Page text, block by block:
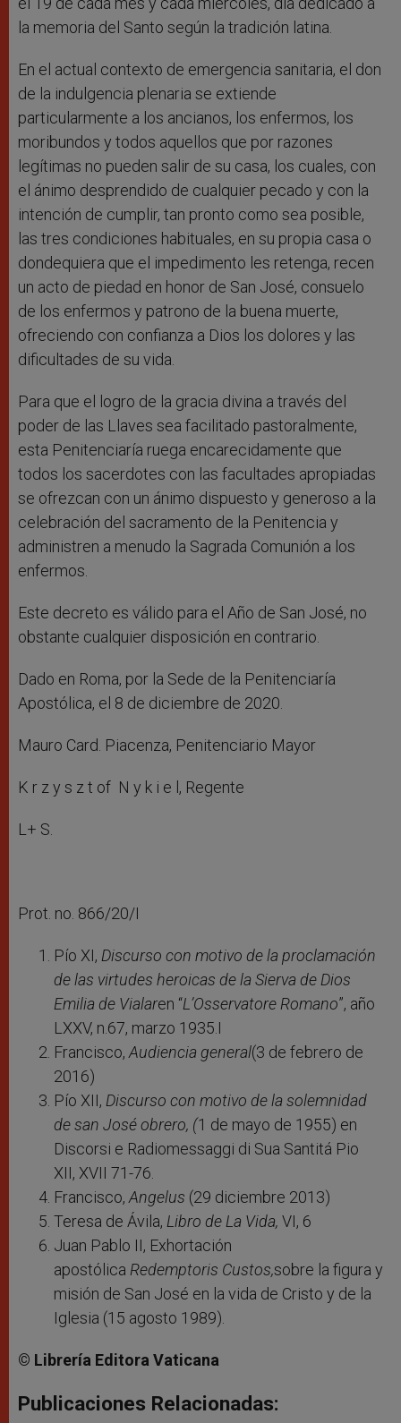
la memoria del Santo según la tradición latina.
En el actual contexto de emergencia sanitaria, el don
de la indulgencia plenaria se extiende
particularmente a los ancianos, los enfermos, los
moribundos y todos aquellos que por razones
legítimas no pueden salir de su casa, los cuales, con
el ánimo desprendido de cualquier pecado y con la
intención de cumplir, tan pronto como sea posible,
las tres condiciones habituales, en su propia casa o
dondequiera que el impedimento les retenga, recen
un acto de piedad en honor de San José, consuelo
de los enfermos y patrono de la buena muerte,
ofreciendo con confianza a Dios los dolores y las
dificultades de su vida.
Para que el logro de la gracia divina a través del
poder de las Llaves sea facilitado pastoralmente,
esta Penitenciaría ruega encarecidamente que
todos los sacerdotes con las facultades apropiadas
se ofrezcan con un ánimo dispuesto y generoso a la
celebración del sacramento de la Penitencia y
administren a menudo la Sagrada Comunión a los
enfermos.
Este decreto es válido para el Año de San José, no
obstante cualquier disposición en contrario.
Dado en Roma, por la Sede de la Penitenciaría
Apostólica, el 8 de diciembre de 2020.
Mauro Card. Piacenza, Penitenciario Mayor
K r z y s z t of N y k i e l, Regente
L+ S.
Prot. no. 866/20/I
Pío XI, Discurso con motivo de la proclamación
de las virtudes heroicas de la Sierva de Dios
Emilia de Vialaren “L’Osservatore Romano”, año
LXXV, n.67, marzo 1935.I
Francisco,Audiencia general(3 de febrero de
2016)
Pío XII, Discurso con motivo de la solemnidad
de san José obrero, (1 de mayo de 1955) en
Discorsi e Radiomessaggi di Sua Santitá Pio
XII, XVII 71-76.
Francisco,Angelus (29 diciembre 2013)
Teresa de Ávila, Libro de La Vida, VI, 6
Juan Pablo II, Exhortación
apostólica Redemptoris Custos,sobre la figura y
misión de San José en la vida de Cristo y de la
Iglesia (15 agosto 1989).
© Librería Editora Vaticana
Publicaciones Relacionadas: